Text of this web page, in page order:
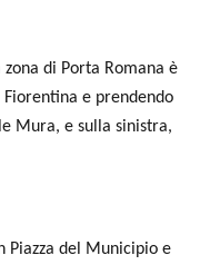
di Porta Romana è
e prendendo
Mura, e sulla sinistra,
Piazza del Municipio e